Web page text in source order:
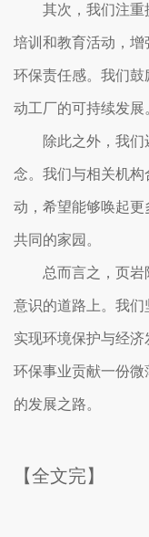
其次，我们注重
培训和教育活动，
环保责任感。我们
动工厂的可持续发展
除此之外，我
念。我们与相关机
动，希望能够唤起
共同的家园。
总而言之，页
意识的道路上。我
实现环境保护与经
环保事业贡献一份
的发展之路。
【全文完】